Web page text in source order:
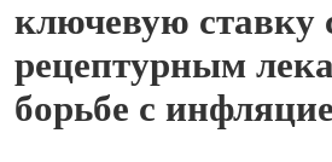
ключевую ставку
рецептурным
борьбе с